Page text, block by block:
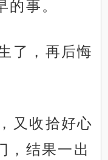
事。
了，再后悔
又收拾好心
，结果一出